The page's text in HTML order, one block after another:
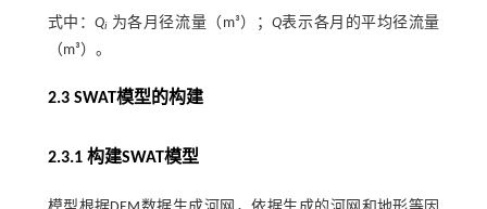
式中：Qi 为各月径流量（m³）； Q表示各月的平均径流量
（m³）。
2.3 SWAT模型的构建
2.3.1 构建SWAT模型